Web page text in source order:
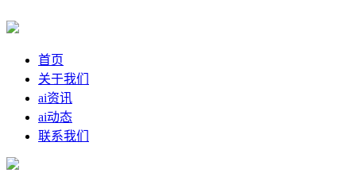
首页
关于我们
ai资讯
ai动态
联系我们